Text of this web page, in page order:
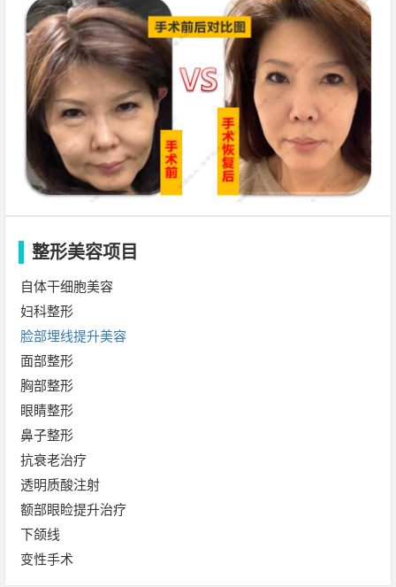
整形美容项目
自体干细胞美容
妇科整形
脸部埋线提升美容
面部整形
胸部整形
眼睛整形
鼻子整形
抗衰老治疗
透明质酸注射
额部眼睑提升治疗
下颌线
变性手术